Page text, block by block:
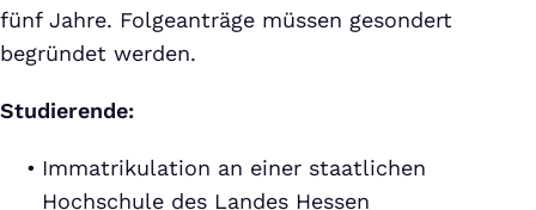
fünf Jahre. Folgeanträge müssen gesondert
begründet werden.
Studierende:
Immatrikulation an einer staatlichen
Hochschule des Landes Hessen